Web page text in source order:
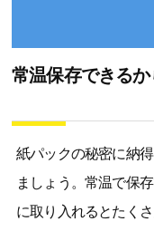
常温保存できる
紙パックの秘密に納
ましょう。常温で保
に取り入れるとたく